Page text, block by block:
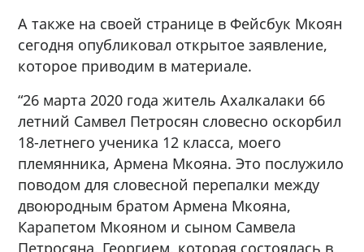
А также на своей странице в Фейсбук Мкоян
сегодня опубликовал открытое заявление,
которое приводим в материале.
“26 марта 2020 года житель Ахалкалаки 66
летний Самвел Петросян словесно оскорбил
18-летнего ученика 12 класса, моего
племянника, Армена Мкояна. Это послужило
поводом для словесной перепалки между
двоюродным братом Армена Мкояна,
Карапетом Мкояном и сыном Самвела
Петросяна, Георгием, которая состоялась в